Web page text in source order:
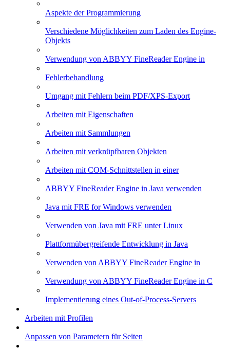
Aspekte der Programmierung
Verschiedene Möglichkeiten zum Laden des Engine-
Objekts
Verwendung von ABBYY FineReader Engine in
Fehlerbehandlung
Umgang mit Fehlern beim PDF/XPS-Export
Arbeiten mit Eigenschaften
Arbeiten mit Sammlungen
Arbeiten mit verknüpfbaren Objekten
Arbeiten mit COM-Schnittstellen in einer
ABBYY FineReader Engine in Java verwenden
Java mit FRE for Windows verwenden
Verwenden von Java mit FRE unter Linux
Plattformübergreifende Entwicklung in Java
Verwenden von ABBYY FineReader Engine in
Verwendung von ABBYY FineReader Engine in C
Implementierung eines Out-of-Process-Servers
Arbeiten mit Profilen
Anpassen von Parametern für Seiten